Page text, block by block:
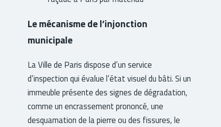
Le mécanisme de l’injonction
municipale
La Ville de Paris dispose d’un service
d’inspection qui évalue l’état visuel du bâti. Si un
immeuble présente des signes de dégradation,
comme un encrassement prononcé, une
desquamation de la pierre ou des fissures, le